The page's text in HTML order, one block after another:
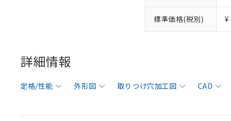
標準価格(税別) ¥
詳細情報
定格/性能 外形図 取りつけ穴加工図 CAD